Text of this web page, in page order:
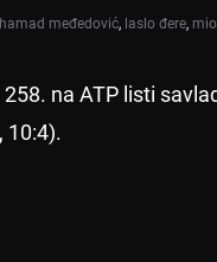
hamad međedović, laslo đere,
na ATP listi
10:4).